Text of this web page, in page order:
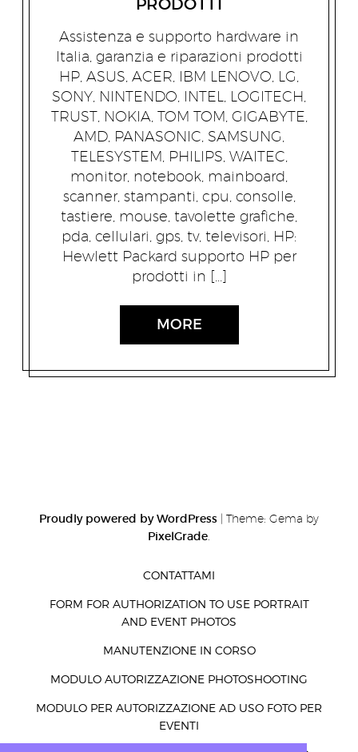
PRODOTTI
Assistenza e supporto hardware in
Italia, garanzia e riparazioni prodotti
HP, ASUS, ACER, IBM LENOVO, LG,
SONY, NINTENDO, INTEL, LOGITECH,
TRUST, NOKIA, TOM TOM, GIGABYTE,
AMD, PANASONIC, SAMSUNG,
TELESYSTEM, PHILIPS, WAITEC,
monitor, notebook, mainboard,
scanner, stampanti, cpu, consolle,
tastiere, mouse, tavolette grafiche,
pda, cellulari, gps, tv, televisori, HP:
Hewlett Packard supporto HP per
prodotti in […]
MORE
Proudly powered by WordPress Theme: Gema by
PixelGrade
CONTATTAMI
FORM FOR AUTHORIZATION TO USE PORTRAIT
AND EVENT PHOTOS
MANUTENZIONE IN CORSO
MODULO AUTORIZZAZIONE PHOTOSHOOTING
MODULO PER AUTORIZZAZIONE AD USO FOTO PER
EVENTI